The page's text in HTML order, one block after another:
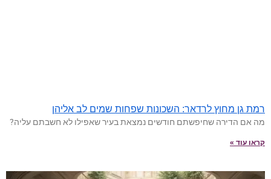
רמת גן מחוץ לרדאר: השכונות שפחות שמים לב אליהן
מה אם הדירה שחיפשתם חודשים נמצאת בעיר שאפילו לא חשבתם עליה?
קראו עוד »